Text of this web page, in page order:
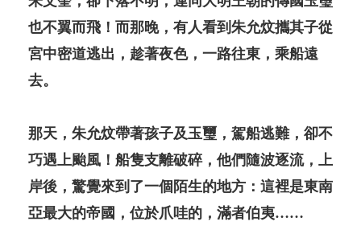
也不翼而飛！而那晚，有人看到朱允炆攜其子從
宮中密道逃出，趁著夜色，一路往東，乘船遠
去。
那天，朱允炆帶著孩子及玉璽，駕船逃難，卻不
巧遇上颱風！船隻支離破碎，他們隨波逐流，上
岸後，驚覺來到了一個陌生的地方：這裡是東南
亞最大的帝國，位於爪哇的，滿者伯夷……